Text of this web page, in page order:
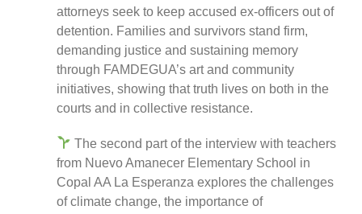
attorneys seek to keep accused ex-officers out of
detention. Families and survivors stand firm,
demanding justice and sustaining memory
through FAMDEGUA’s art and community
initiatives, showing that truth lives on both in the
courts and in collective resistance.
The second part of the interview with teachers
from Nuevo Amanecer Elementary School in
Copal AA La Esperanza explores the challenges
of climate change, the importance of